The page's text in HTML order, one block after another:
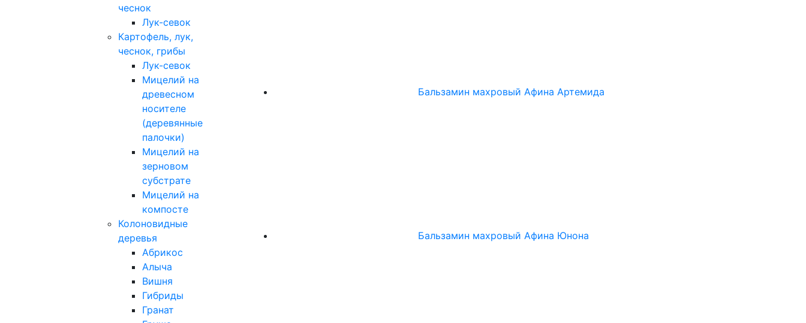
чеснок
Лук-севок
Картофель, лук,
чеснок, грибы
Лук-севок
Мицелий на
древесном
носителе
(деревянные
палочки)
Мицелий на
зерновом
субстрате
Мицелий на
компосте
Колоновидные
деревья
Абрикос
Алыча
Вишня
Гибриды
Гранат
Бальзамин махровый Афина Артемида
Бальзамин махровый Афина Юнона